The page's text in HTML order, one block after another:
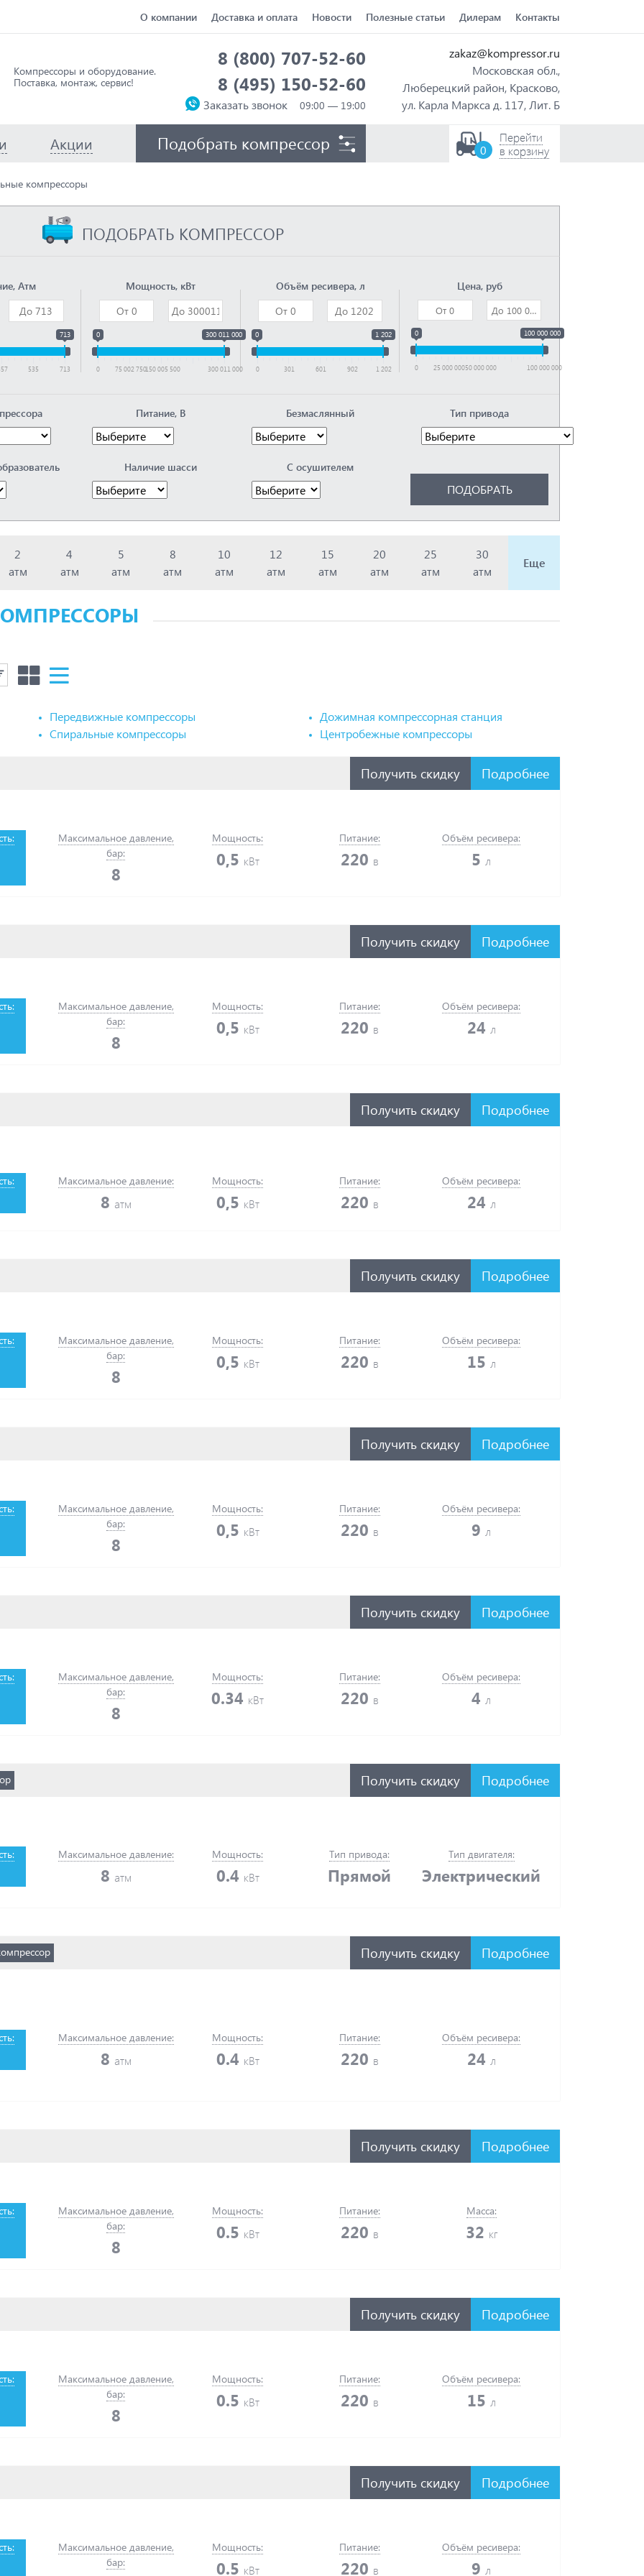
О компании Доставка и оплата Новости Полезные статьи Дилерам Контакты
Компрессоры и оборудование.
Поставка, монтаж, сервис!
8 (800) 707-52-60
8 (495) 150-52-60
Заказать звонок
zakaz@kompressor.ru
Московская обл.,
Люберецкий район, Красково,
ул. Карла Маркса д. 117, Лит. Б
Акции Подобрать компрессор
Перейти
в корзину
0
компрессоры
ПОДОБРАТЬ КОМПРЕССОР
Атм
713
535 713
Мощность, кВт
0 300 011 000
0 75 002 750150 005 500 300 011 000
Объём ресивера, л
0 1 202
0 301 601 902 1 202
Цена, руб
0 100 000 000
0 25 000 00050 000 000 100 000 000
Питание, В
Наличие шасси
Безмаслянный
С осушителем
Тип привода
2
атм
4
атм
5
атм
8
атм
10
атм
12
атм
15
атм
20
атм
25
атм
30
атм
Еще
Передвижные компрессоры
Спиральные компрессоры
Дожимная компрессорная станция
Центробежные компрессоры
Получить скидку Подробнее
Максимальное давление,
бар:
8
Мощность:
0,5 кВт
Питание:
220 в
Объём ресивера:
5 л
Получить скидку Подробнее
Максимальное давление,
бар:
8
Мощность:
0,5 кВт
Питание:
220 в
Объём ресивера:
24 л
Получить скидку Подробнее
Максимальное давление:
8 атм
Мощность:
0,5 кВт
Питание:
220 в
Объём ресивера:
24 л
Получить скидку Подробнее
Максимальное давление,
бар:
8
Мощность:
0,5 кВт
Питание:
220 в
Объём ресивера:
15 л
Получить скидку Подробнее
Максимальное давление,
бар:
8
Мощность:
0,5 кВт
Питание:
220 в
Объём ресивера:
9 л
Получить скидку Подробнее
Максимальное давление,
бар:
8
Мощность:
0.34 кВт
Питание:
220 в
Объём ресивера:
4 л
Получить скидку Подробнее
Максимальное давление:
8 атм
Мощность:
0.4 кВт
Тип привода:
Прямой
Тип двигателя:
Электрический
Получить скидку Подробнее
Максимальное давление:
8 атм
Мощность:
0.4 кВт
Питание:
220 в
Объём ресивера:
24 л
Получить скидку Подробнее
Максимальное давление,
бар:
8
Мощность:
0.5 кВт
Питание:
220 в
Масса:
32 кг
Получить скидку Подробнее
Максимальное давление,
бар:
8
Мощность:
0.5 кВт
Питание:
220 в
Объём ресивера:
15 л
Получить скидку Подробнее
Максимальное давление,
бар:
Мощность:
0.5 кВт
Питание:
220 в
Объём ресивера:
9л